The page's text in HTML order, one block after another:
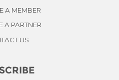
A MEMBER
A PARTNER
US